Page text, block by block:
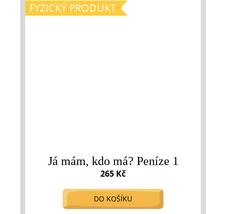
FYZICKÝ PRODUKT
Já mám, kdo má? Peníze 1
265 Kč
DO KOŠÍKU